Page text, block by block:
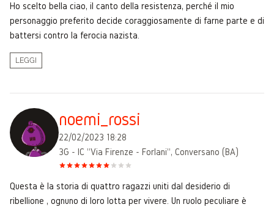
Ho scelto bella ciao, il canto della resistenza, perché il mio
personaggio preferito decide coraggiosamente di farne parte e di
battersi contro la ferocia nazista.
LEGGI
noemi_rossi
22/02/2023 18:28
3G - IC "Via Firenze - Forlani", Conversano (BA)
Questa è la storia di quattro ragazzi uniti dal desiderio di
ribellione , ognuno di loro lotta per vivere. Un ruolo peculiare è